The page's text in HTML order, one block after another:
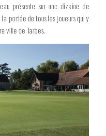
présente sur une dizaine de
portée de tous les joueurs qui y
ville de Tarbes.